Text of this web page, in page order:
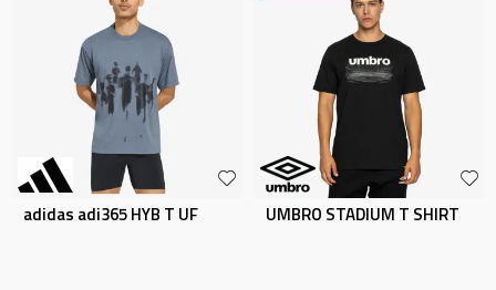
adidas adi365 HYB T UF UMBRO STADIUM T SHIRT